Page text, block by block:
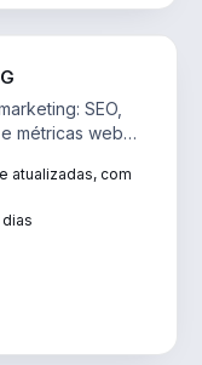
SEO,
métricas web
atualizadas, com